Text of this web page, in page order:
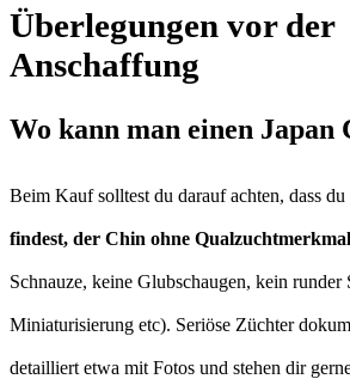
Überlegungen vor der
Anschaffung
Wo kann man einen Japan
Beim Kauf solltest du darauf achten, dass du
findest, der Chin ohne
Schnauze, keine Glubschaugen, kein runder
Miniaturisierung etc). Seriöse Züchter
detailliert etwa mit Fotos und stehen dir